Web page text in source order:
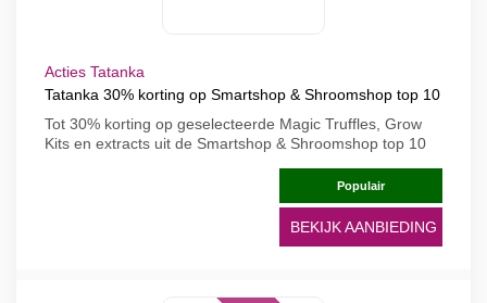
Acties Tatanka
Tatanka 30% korting op Smartshop & Shroomshop top 10
Tot 30% korting op geselecteerde Magic Truffles, Grow
Kits en extracts uit de Smartshop & Shroomshop top 10
Populair
BEKIJK AANBIEDING